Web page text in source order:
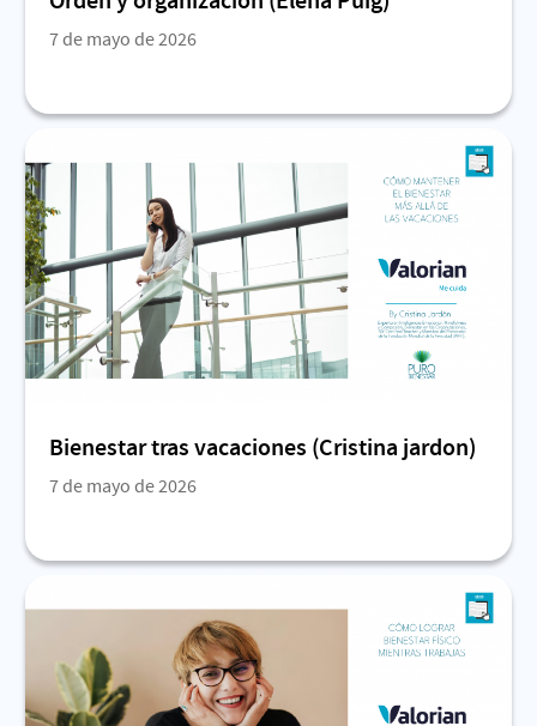
7 de mayo de 2026
Bienestar tras vacaciones (Cristina jardon)
7 de mayo de 2026